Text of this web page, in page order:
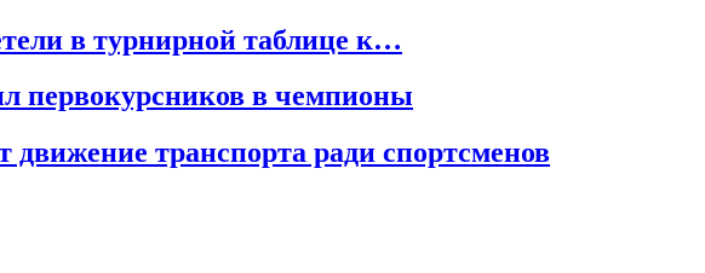
в турнирной таблице к…
первокурсников в чемпионы
движение транспорта ради спортсменов